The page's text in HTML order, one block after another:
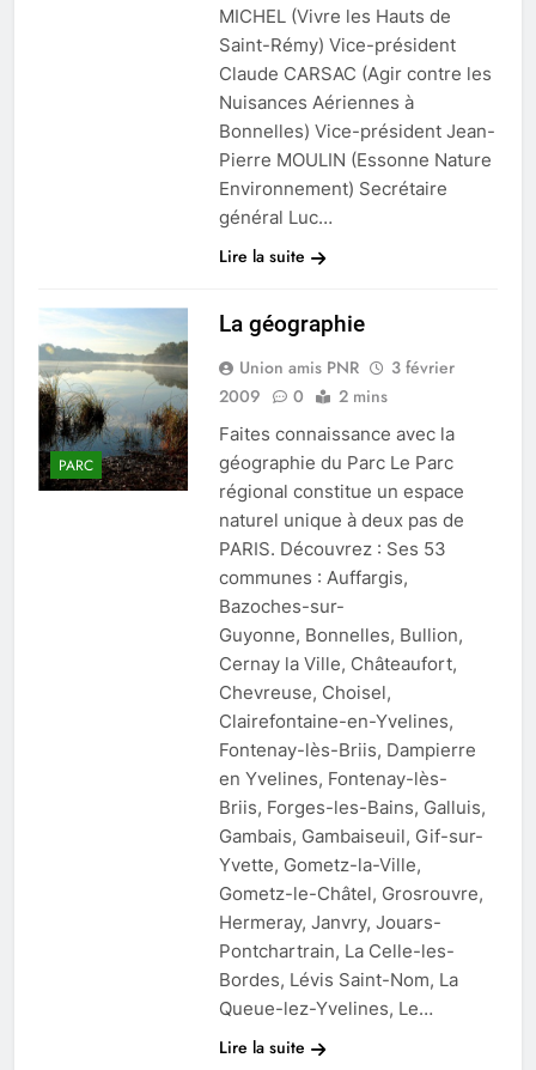
MICHEL (Vivre les Hauts de
Saint-Rémy) Vice-président
Claude CARSAC (Agir contre les
Nuisances Aériennes à
Bonnelles) Vice-président Jean-
Pierre MOULIN (Essonne Nature
Environnement) Secrétaire
général Luc…
Lire la suite
PARC
La géographie
Union amis PNR
3 février
2009
0 2 mins
Faites connaissance avec la
géographie du Parc Le Parc
régional constitue un espace
naturel unique à deux pas de
PARIS. Découvrez : Ses 53
communes : Auffargis,
Bazoches-sur-
Guyonne, Bonnelles, Bullion,
Cernay la Ville, Châteaufort,
Chevreuse, Choisel,
Clairefontaine-en-Yvelines,
Fontenay-lès-Briis, Dampierre
en Yvelines, Fontenay-lès-
Briis, Forges-les-Bains, Galluis,
Gambais, Gambaiseuil, Gif-sur-
Yvette, Gometz-la-Ville,
Gometz-le-Châtel, Grosrouvre,
Hermeray, Janvry, Jouars-
Pontchartrain, La Celle-les-
Bordes, Lévis Saint-Nom, La
Queue-lez-Yvelines, Le…
Lire la suite